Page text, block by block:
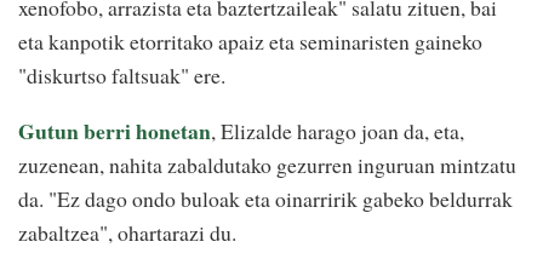
xenofobo, arrazista eta baztertzaileak" salatu zituen, bai
eta kanpotik etorritako apaiz eta seminaristen gaineko
"diskurtso faltsuak" ere.
Gutun berri honetan, Elizalde harago joan da, eta,
zuzenean, nahita zabaldutako gezurren inguruan mintzatu
da. "Ez dago ondo buloak eta oinarririk gabeko beldurrak
zabaltzea", ohartarazi du.